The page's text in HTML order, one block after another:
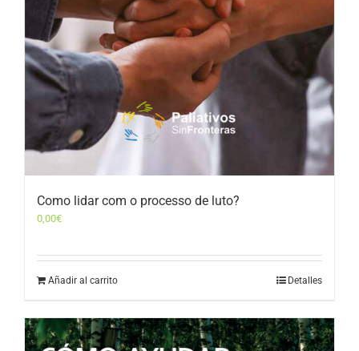
Como lidar com o processo de luto?
0,00€
Añadir al carrito Detalles